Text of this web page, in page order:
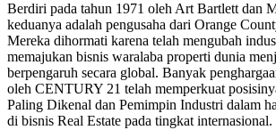
Berdiri pada tahun 1971 oleh Art Bartlett dan
keduanya adalah pengusaha dari Orange
Mereka dihormati karena telah mengubah
memajukan bisnis waralaba properti dunia
berpengaruh secara global. Banyak
oleh CENTURY 21 telah memperkuat
Paling Dikenal dan Pemimpin Industri dalam
di bisnis Real Estate pada tingkat internasional.